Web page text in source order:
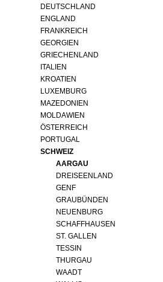
DEUTSCHLAND
ENGLAND
FRANKREICH
GEORGIEN
GRIECHENLAND
ITALIEN
KROATIEN
LUXEMBURG
MAZEDONIEN
MOLDAWIEN
ÖSTERREICH
PORTUGAL
SCHWEIZ
AARGAU
DREISEENLAND
GENF
GRAUBÜNDEN
NEUENBURG
SCHAFFHAUSEN
ST. GALLEN
TESSIN
THURGAU
WAADT